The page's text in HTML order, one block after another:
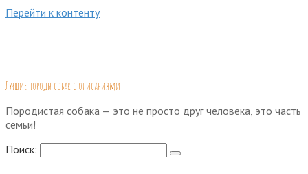
Перейти к контенту
Лучшие породы собак с описаниями
Породистая собака — это не просто друг человека, это часть
семьи!
Поиск: